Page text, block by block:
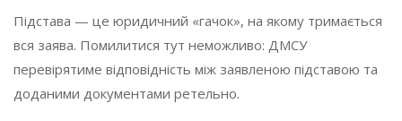
Підстава — це юридичний «гачок», на якому тримається
вся заява. Помилитися тут неможливо: ДМСУ
перевірятиме відповідність між заявленою підставою та
доданими документами ретельно.